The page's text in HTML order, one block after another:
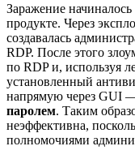
Заражение
продукте. Через
создавалась
RDP. После этого
по RDP и, используя
установленный
напрямую через GUI
паролем. Таким
неэффективна,
полномочиями